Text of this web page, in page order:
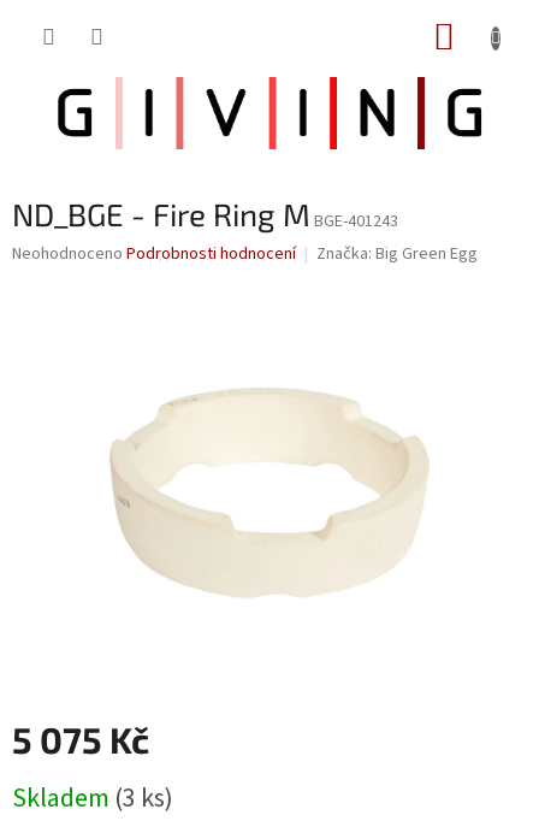
ND_BGE - Fire Ring M BGE-401243
Průměrné
Neohodnoceno Podrobnosti hodnocení Značka: Big Green Egg
5 075 Kč
cena:
Skladem (3 ks)